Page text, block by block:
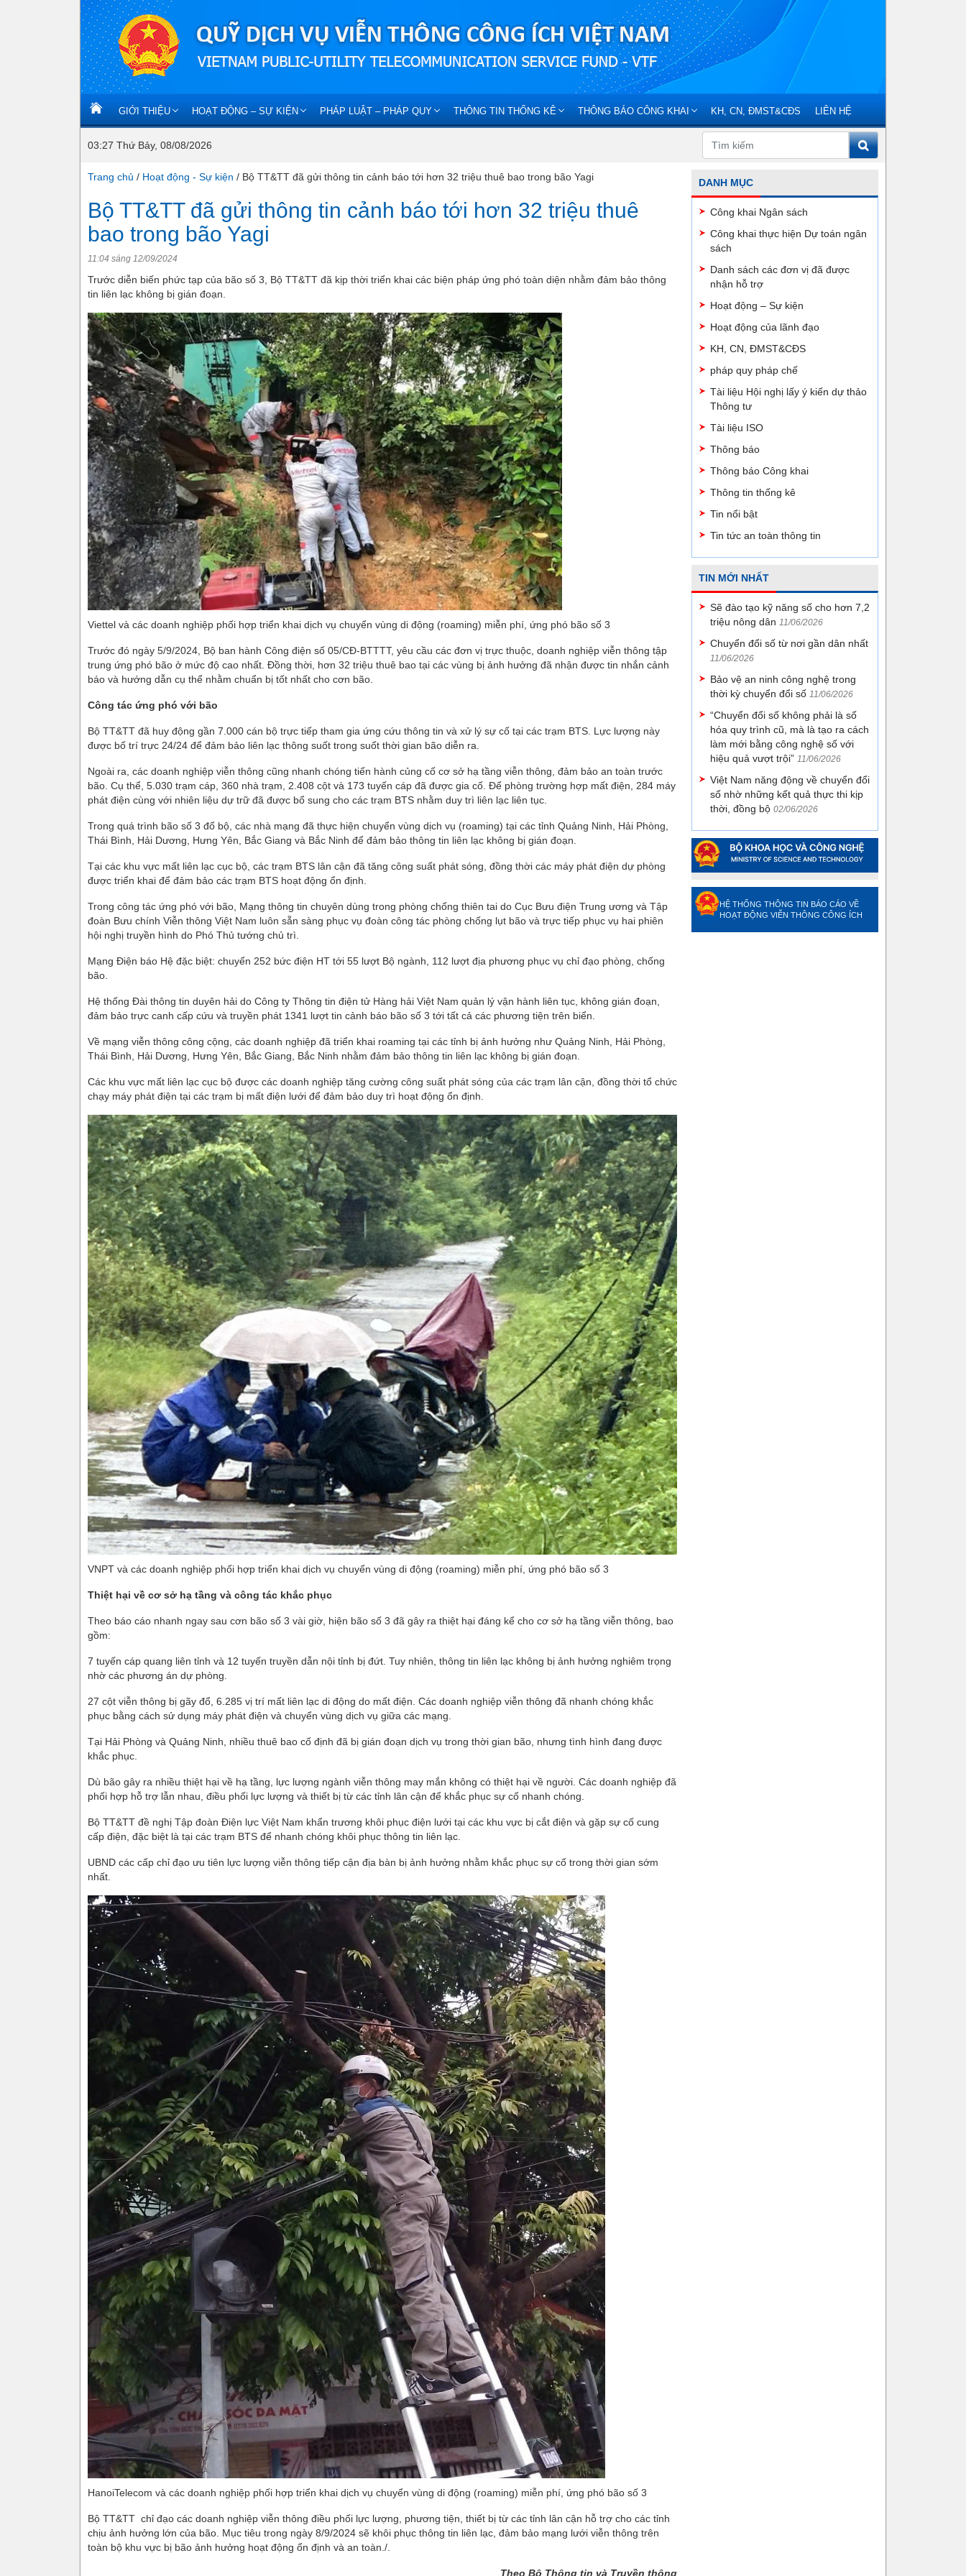
GIỚI THIỆU HOẠT ĐỘNG – SỰ KIỆN PHÁP LUẬT – PHÁP QUY THÔNG TIN THỐNG KÊ THÔNG BÁO CÔNG KHAI KH, CN, ĐMST&CĐS LIÊN HỆ
03:27 Thứ Bảy, 08/08/2026
Trang chủ / Hoạt động - Sự kiện / Bộ TT&TT đã gửi thông tin cảnh báo tới hơn 32 triệu thuê bao trong bão Yagi
Bộ TT&TT đã gửi thông tin cảnh báo tới hơn 32 triệu thuê
bao trong bão Yagi
11:04 sáng 12/09/2024
Trước diễn biến phức tạp của bão số 3, Bộ TT&TT đã kịp thời triển khai các biện pháp ứng phó toàn diện nhằm đảm bảo thông
tin liên lạc không bị gián đoạn.
Viettel và các doanh nghiệp phối hợp triển khai dịch vụ chuyển vùng di động (roaming) miễn phí, ứng phó bão số 3
Trước đó ngày 5/9/2024, Bộ ban hành Công điện số 05/CĐ-BTTTT, yêu cầu các đơn vị trực thuộc, doanh nghiệp viễn thông tập
trung ứng phó bão ở mức độ cao nhất. Đồng thời, hơn 32 triệu thuê bao tại các vùng bị ảnh hưởng đã nhận được tin nhắn cảnh
báo và hướng dẫn cụ thể nhằm chuẩn bị tốt nhất cho cơn bão.
Công tác ứng phó với bão
Bộ TT&TT đã huy động gần 7.000 cán bộ trực tiếp tham gia ứng cứu thông tin và xử lý sự cố tại các trạm BTS. Lực lượng này
được bố trí trực 24/24 để đảm bảo liên lạc thông suốt trong suốt thời gian bão diễn ra.
Ngoài ra, các doanh nghiệp viễn thông cũng nhanh chóng tiến hành củng cố cơ sở hạ tầng viễn thông, đảm bảo an toàn trước
bão. Cụ thể, 5.030 trạm cáp, 360 nhà trạm, 2.408 cột và 173 tuyến cáp đã được gia cố. Để phòng trường hợp mất điện, 284 máy
phát điện cùng với nhiên liệu dự trữ đã được bổ sung cho các trạm BTS nhằm duy trì liên lạc liên tục.
Trong quá trình bão số 3 đổ bộ, các nhà mạng đã thực hiện chuyển vùng dịch vụ (roaming) tại các tỉnh Quảng Ninh, Hải Phòng,
Thái Bình, Hải Dương, Hưng Yên, Bắc Giang và Bắc Ninh để đảm bảo thông tin liên lạc không bị gián đoạn.
Tại các khu vực mất liên lạc cục bộ, các trạm BTS lân cận đã tăng công suất phát sóng, đồng thời các máy phát điện dự phòng
được triển khai để đảm bảo các trạm BTS hoạt động ổn định.
Trong công tác ứng phó với bão, Mạng thông tin chuyên dùng trong phòng chống thiên tai do Cục Bưu điện Trung ương và Tập
đoàn Bưu chính Viễn thông Việt Nam luôn sẵn sàng phục vụ đoàn công tác phòng chống lụt bão và trực tiếp phục vụ hai phiên
hội nghị truyền hình do Phó Thủ tướng chủ trì.
Mạng Điện báo Hệ đặc biệt: chuyển 252 bức điện HT tới 55 lượt Bộ ngành, 112 lượt địa phương phục vụ chỉ đạo phòng, chống
bão.
Hệ thống Đài thông tin duyên hải do Công ty Thông tin điện tử Hàng hải Việt Nam quản lý vận hành liên tục, không gián đoạn,
đảm bảo trực canh cấp cứu và truyền phát 1341 lượt tin cảnh báo bão số 3 tới tất cả các phương tiện trên biển.
Về mạng viễn thông công cộng, các doanh nghiệp đã triển khai roaming tại các tỉnh bị ảnh hưởng như Quảng Ninh, Hải Phòng,
Thái Bình, Hải Dương, Hưng Yên, Bắc Giang, Bắc Ninh nhằm đảm bảo thông tin liên lạc không bị gián đoạn.
Các khu vực mất liên lạc cục bộ được các doanh nghiệp tăng cường công suất phát sóng của các trạm lân cận, đồng thời tổ chức
chạy máy phát điện tại các trạm bị mất điện lưới để đảm bảo duy trì hoạt động ổn định.
VNPT và các doanh nghiệp phối hợp triển khai dịch vụ chuyển vùng di động (roaming) miễn phí, ứng phó bão số 3
Thiệt hại về cơ sở hạ tầng và công tác khắc phục
Theo báo cáo nhanh ngay sau cơn bão số 3 vài giờ, hiện bão số 3 đã gây ra thiệt hại đáng kể cho cơ sở hạ tầng viễn thông, bao
gồm:
7 tuyến cáp quang liên tỉnh và 12 tuyến truyền dẫn nội tỉnh bị đứt. Tuy nhiên, thông tin liên lạc không bị ảnh hưởng nghiêm trọng
nhờ các phương án dự phòng.
27 cột viễn thông bị gãy đổ, 6.285 vị trí mất liên lạc di động do mất điện. Các doanh nghiệp viễn thông đã nhanh chóng khắc
phục bằng cách sử dụng máy phát điện và chuyển vùng dịch vụ giữa các mạng.
Tại Hải Phòng và Quảng Ninh, nhiều thuê bao cố định đã bị gián đoạn dịch vụ trong thời gian bão, nhưng tình hình đang được
khắc phục.
Dù bão gây ra nhiều thiệt hại về hạ tầng, lực lượng ngành viễn thông may mắn không có thiệt hại về người. Các doanh nghiệp đã
phối hợp hỗ trợ lẫn nhau, điều phối lực lượng và thiết bị từ các tỉnh lân cận để khắc phục sự cố nhanh chóng.
Bộ TT&TT đề nghị Tập đoàn Điện lực Việt Nam khẩn trương khôi phục điện lưới tại các khu vực bị cắt điện và gặp sự cố cung
cấp điện, đặc biệt là tại các trạm BTS để nhanh chóng khôi phục thông tin liên lạc.
UBND các cấp chỉ đạo ưu tiên lực lượng viễn thông tiếp cận địa bàn bị ảnh hưởng nhằm khắc phục sự cố trong thời gian sớm
nhất.
HanoiTelecom và các doanh nghiệp phối hợp triển khai dịch vụ chuyển vùng di động (roaming) miễn phí, ứng phó bão số 3
Bộ TT&TT chỉ đạo các doanh nghiệp viễn thông điều phối lực lượng, phương tiện, thiết bị từ các tỉnh lân cận hỗ trợ cho các tỉnh
chịu ảnh hưởng lớn của bão. Mục tiêu trong ngày 8/9/2024 sẽ khôi phục thông tin liên lạc, đảm bảo mạng lưới viễn thông trên
toàn bộ khu vực bị bão ảnh hưởng hoạt động ổn định và an toàn./.
Theo Bộ Thông tin và Truyền thông
DANH MỤC
Công khai Ngân sách
Công khai thực hiện Dự toán ngân
sách
Danh sách các đơn vị đã được
nhận hỗ trợ
Hoạt động – Sự kiện
Hoạt động của lãnh đạo
KH, CN, ĐMST&CĐS
pháp quy pháp chế
Tài liệu Hội nghị lấy ý kiến dự thảo
Thông tư
Tài liệu ISO
Thông báo
Thông báo Công khai
Thông tin thống kê
Tin nổi bật
Tin tức an toàn thông tin
TIN MỚI NHẤT
Sẽ đào tạo kỹ năng số cho hơn 7,2
triệu nông dân 11/06/2026
Chuyển đổi số từ nơi gần dân nhất
11/06/2026
Bảo vệ an ninh công nghệ trong
thời kỳ chuyển đổi số 11/06/2026
“Chuyển đổi số không phải là số
hóa quy trình cũ, mà là tạo ra cách
làm mới bằng công nghệ số với
hiệu quả vượt trội” 11/06/2026
Việt Nam năng động về chuyển đổi
số nhờ những kết quả thực thi kịp
thời, đồng bộ 02/06/2026
HỆ THỐNG THÔNG TIN BÁO CÁO VỀ
HOẠT ĐỘNG VIỄN THÔNG CÔNG ÍCH